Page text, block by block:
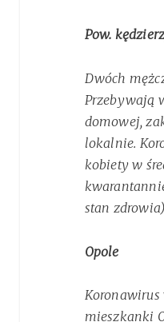
Pow.
Dwóch
Przebywają
domowej,
lokalnie.
kobiety w
stan
Opole
mieszkanki